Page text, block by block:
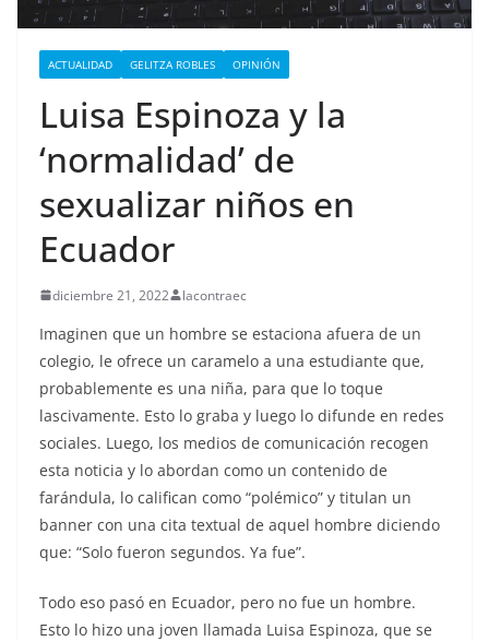
ACTUALIDAD GELITZA ROBLES OPINIÓN
Luisa Espinoza y la
‘normalidad’ de
sexualizar niños en
Ecuador
diciembre 21, 2022 lacontraec
Imaginen que un hombre se estaciona afuera de un
colegio, le ofrece un caramelo a una estudiante que,
probablemente es una niña, para que lo toque
lascivamente. Esto lo graba y luego lo difunde en redes
sociales. Luego, los medios de comunicación recogen
esta noticia y lo abordan como un contenido de
farándula, lo califican como “polémico” y titulan un
banner con una cita textual de aquel hombre diciendo
que: “Solo fueron segundos. Ya fue”.
Todo eso pasó en Ecuador, pero no fue un hombre.
Esto lo hizo una joven llamada Luisa Espinoza, que se